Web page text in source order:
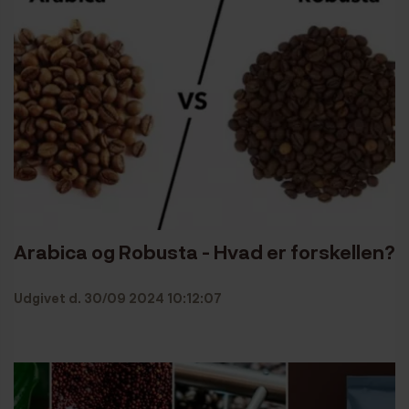
Arabica og Robusta - Hvad er forskellen?
Udgivet d. 30/09 2024 10:12:07